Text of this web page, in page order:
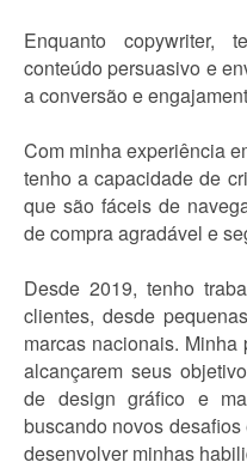
Enquanto
conteúdo persuasivo e
a conversão e
Com minha experiência
tenho a capacidade de
que são fáceis de
de compra agradável e
Desde 2019, tenho
clientes, desde
marcas nacionais.
alcançarem seus
de design gráfico e
buscando novos
desenvolver minhas